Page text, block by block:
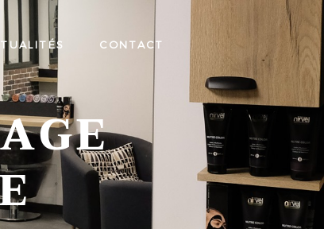
CONTACT